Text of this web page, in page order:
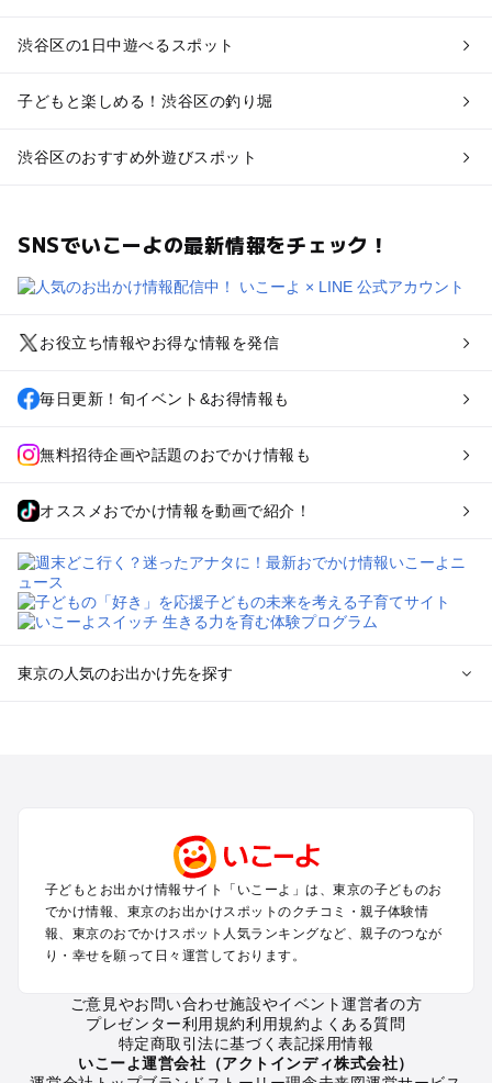
渋谷区の1日中遊べるスポット
子どもと楽しめる！渋谷区の釣り堀
渋谷区のおすすめ外遊びスポット
SNSでいこーよの最新情報をチェック！
お役立ち情報やお得な情報を発信
毎日更新！旬イベント&お得情報も
無料招待企画や話題のおでかけ情報も
オススメおでかけ情報を動画で紹介！
東京の人気のお出かけ先を探す
町田・相模原・愛川・上野原のプールお出かけ
渋谷・原宿・恵比寿・中目黒・自由が丘のプールお出かけ
池袋・赤羽・王子・巣鴨・目白・石神井のプールお出かけ
新宿・高田馬場・代々木・千駄ヶ谷のプールお出かけ
銀座・丸の内・日本橋・有楽町・築地・月島のプールお出かけ
小金井・小平・西東京・東村山・東久留米のプールお出かけ
府中・調布・狛江のプールお出かけ
青梅・奥多摩のプールお出かけ
蒲田・大森・羽田周辺のプールお出かけ
子どもとお出かけ情報サイト「いこーよ」は、東京の子どものお
でかけ情報、東京のお出かけスポットのクチコミ・親子体験情
報、東京のおでかけスポット人気ランキングなど、親子のつなが
り・幸せを願って日々運営しております。
ご意見やお問い合わせ施設やイベント運営者の方
プレゼンター利用規約利用規約よくある質問
特定商取引法に基づく表記採用情報
いこーよ運営会社（アクトインディ株式会社）